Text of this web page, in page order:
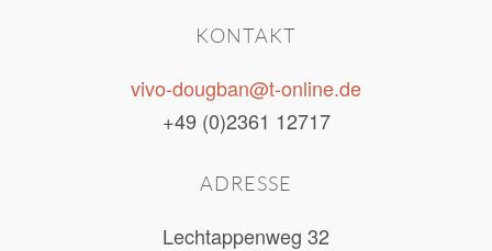
ADRESSE
Lechtappenweg 32
KONTAKT
vivo-dougban@t-online.de
+49 (0)2361 12717